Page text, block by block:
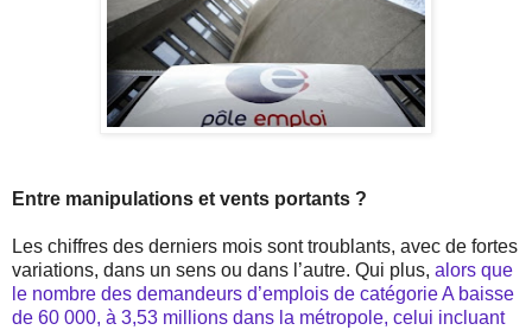
Entre manipulations et vents portants ?
Les chiffres des derniers mois sont troublants, avec de fortes
variations, dans un sens ou dans l’autre. Qui plus, alors que
le nombre des demandeurs d’emplois de catégorie A baisse
de 60 000, à 3,53 millions dans la métropole, celui incluant